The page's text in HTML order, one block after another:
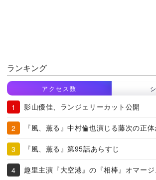
ランキング
アクセス数
影山優佳、ランジェリーカット公開
『風、薫る』中村倫也演じる藤次の正
『風、薫る』第95話あらすじ
趣里主演『大空港』の『相棒』オマージ